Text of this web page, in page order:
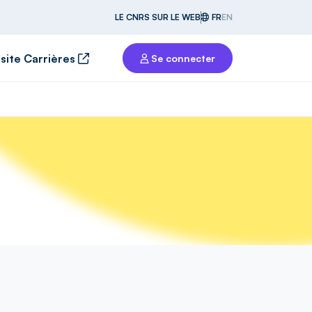
LE CNRS SUR LE WEB FREN
Carrières Se connecter